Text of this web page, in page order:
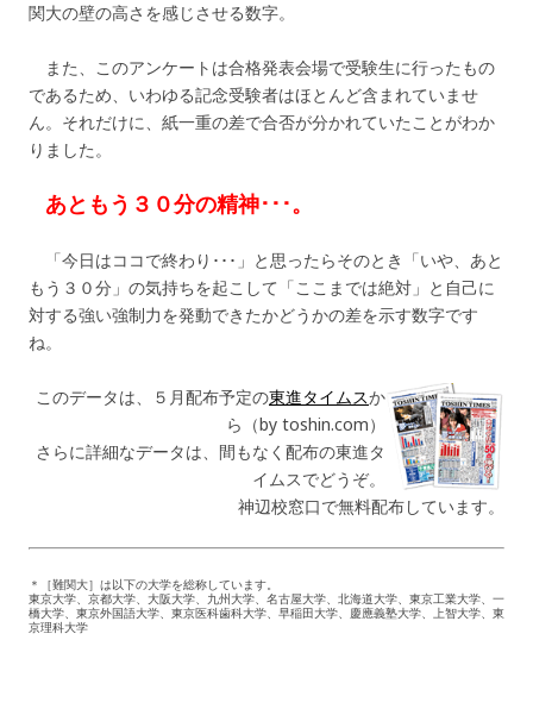
関大の壁の高さを感じさせる数字。
また、このアンケートは合格発表会場で受験生に行ったもの
であるため、いわゆる記念受験者はほとんど含まれていませ
ん。それだけに、紙一重の差で合否が分かれていたことがわか
りました。
あともう３０分の精神･･･。
「今日はココで終わり･･･」と思ったらそのとき「いや、あと
もう３０分」の気持ちを起こして「ここまでは絶対」と自己に
対する強い強制力を発動できたかどうかの差を示す数字です
ね。
このデータは、５月配布予定の東進タイムスか
ら（by toshin.com）
さらに詳細なデータは、間もなく配布の東進タ
イムスでどうぞ。
神辺校窓口で無料配布しています。
＊［難関大］は以下の大学を総称しています。
東京大学、京都大学、大阪大学、九州大学、名古屋大学、北海道大学、東京工業大学、一
橋大学、東京外国語大学、東京医科歯科大学、早稲田大学、慶應義塾大学、上智大学、東
京理科大学